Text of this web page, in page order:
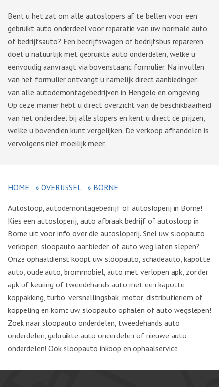
Bent u het zat om alle autoslopers af te bellen voor een
gebruikt auto onderdeel voor reparatie van uw normale auto
of bedrijfsauto? Een bedrijfswagen of bedrijfsbus repareren
doet u natuurlijk met gebruikte auto onderdelen, welke u
eenvoudig aanvraagt via bovenstaand formulier. Na invullen
van het formulier ontvangt u namelijk direct aanbiedingen
van alle autodemontagebedrijven in Hengelo en omgeving.
Op deze manier hebt u direct overzicht van de beschikbaarheid
van het onderdeel bij alle slopers en kent u direct de prijzen,
welke u bovendien kunt vergelijken. De verkoop afhandelen is
vervolgens niet moeilijk meer.
HOME » OVERIJSSEL » BORNE
Autosloop, autodemontagebedrijf of autosloperij in Borne!
Kies een autosloperij, auto afbraak bedrijf of autosloop in
Borne uit voor info over die autosloperij. Snel uw sloopauto
verkopen, sloopauto aanbieden of auto weg laten slepen?
Onze ophaaldienst koopt uw sloopauto, schadeauto, kapotte
auto, oude auto, brommobiel, auto met verlopen apk, zonder
apk of keuring of tweedehands auto met een kapotte
koppakking, turbo, versnellingsbak, motor, distributieriem of
koppeling en komt uw sloopauto ophalen of auto wegslepen!
Zoek naar sloopauto onderdelen, tweedehands auto
onderdelen, gebruikte auto onderdelen of nieuwe auto
onderdelen! Ook sloopauto inkoop en ophaalservice